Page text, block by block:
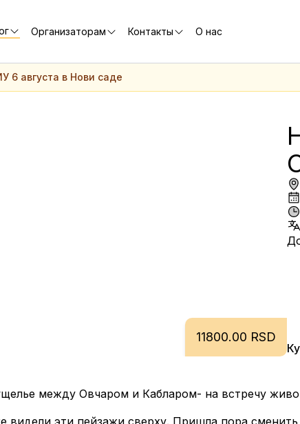
Организаторам Контакты О нас
6 августа в Нови саде
11800.00 RSD
между Овчаром и Кабларом- на встречу
видели эти пейзажи сверху. Пришла пора сменить